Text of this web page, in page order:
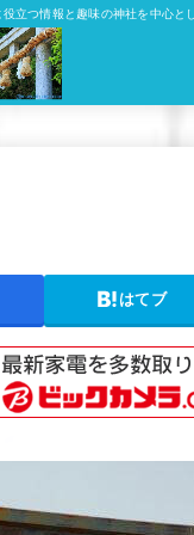
立つ情報と趣味の神社を中心と
はてブ